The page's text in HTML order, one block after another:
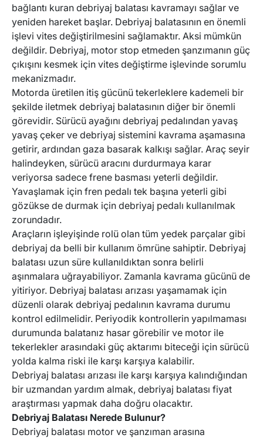
bağlantı kuran debriyaj balatası kavramayı sağlar ve
yeniden hareket başlar. Debriyaj balatasının en önemli
işlevi vites değiştirilmesini sağlamaktır. Aksi mümkün
değildir. Debriyaj, motor stop etmeden şanzımanın güç
çıkışını kesmek için vites değiştirme işlevinde sorumlu
mekanizmadır.
Motorda üretilen itiş gücünü tekerleklere kademeli bir
şekilde iletmek debriyaj balatasının diğer bir önemli
görevidir. Sürücü ayağını debriyaj pedalından yavaş
yavaş çeker ve debriyaj sistemini kavrama aşamasına
getirir, ardından gaza basarak kalkışı sağlar. Araç seyir
halindeyken, sürücü aracını durdurmaya karar
veriyorsa sadece frene basması yeterli değildir.
Yavaşlamak için fren pedalı tek başına yeterli gibi
gözükse de durmak için debriyaj pedalı kullanılmak
zorundadır.
Araçların işleyişinde rolü olan tüm yedek parçalar gibi
debriyaj da belli bir kullanım ömrüne sahiptir. Debriyaj
balatası uzun süre kullanıldıktan sonra belirli
aşınmalara uğrayabiliyor. Zamanla kavrama gücünü de
yitiriyor. Debriyaj balatası arızası yaşamamak için
düzenli olarak debriyaj pedalının kavrama durumu
kontrol edilmelidir. Periyodik kontrollerin yapılmaması
durumunda balatanız hasar görebilir ve motor ile
tekerlekler arasındaki güç aktarımı biteceği için sürücü
yolda kalma riski ile karşı karşıya kalabilir.
Debriyaj balatası arızası ile karşı karşıya kalındığından
bir uzmandan yardım almak, debriyaj balatası fiyat
araştırması yapmak daha doğru olacaktır.
Debriyaj Balatası Nerede Bulunur?
Debriyaj balatası motor ve şanzıman arasına